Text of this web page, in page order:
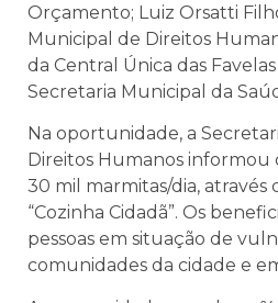
Orçamento; Luiz Orsatti
Municipal de Direitos
da Central Única das
Secretaria Municipal da
Na oportunidade, a
Direitos Humanos
30 mil marmitas/dia, através
“Cozinha Cidadã”. Os
pessoas em situação de
comunidades da cidade e